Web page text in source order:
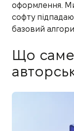
оформлення.
софту
базовий
Що